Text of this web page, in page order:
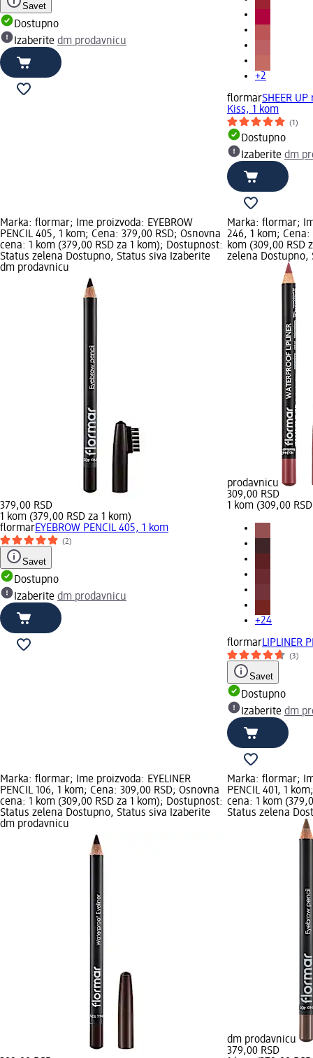
Savet
Dostupno
Izaberite dm prodavnicu
+2
flormarSHEER
Kiss, 1 kom
(1)
Dostupno
Izaberite dm
Marka: flormar; Ime proizvoda: EYEBROW
PENCIL 405, 1 kom; Cena: 379,00 RSD; Osnovna
cena: 1 kom (379,00 RSD za 1 kom); Dostupnost:
Status zelena Dostupno, Status siva Izaberite
dm prodavnicu
379,00 RSD
1 kom (379,00 RSD za 1 kom)
flormarEYEBROW PENCIL 405, 1 kom
(2)
Savet
Dostupno
Izaberite dm prodavnicu
Marka: flormar;
246, 1 kom; Cena:
kom (309,00 RSD
zelena Dostupno,
prodavnicu
309,00 RSD
1 kom (309,00
+24
flormarLIPLINER
(3)
Savet
Dostupno
Izaberite dm
Marka: flormar; Ime proizvoda: EYELINER
PENCIL 106, 1 kom; Cena: 309,00 RSD; Osnovna
cena: 1 kom (309,00 RSD za 1 kom); Dostupnost:
Status zelena Dostupno, Status siva Izaberite
dm prodavnicu
Marka: flormar;
PENCIL 401, 1
cena: 1 kom
Status zelena
dm prodavnicu
379,00 RSD